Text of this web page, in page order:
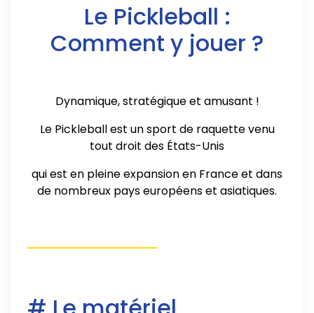
Le Pickleball :
Comment y jouer ?
Dynamique, stratégique et amusant !
Le Pickleball est un sport de raquette venu
tout droit des États-Unis
qui est en pleine expansion en France et dans
de nombreux pays européens et asiatiques.